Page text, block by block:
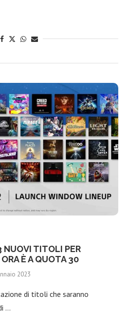
NUOVI TITOLI PER
È A QUOTA 30
2023
di titoli che saranno
…